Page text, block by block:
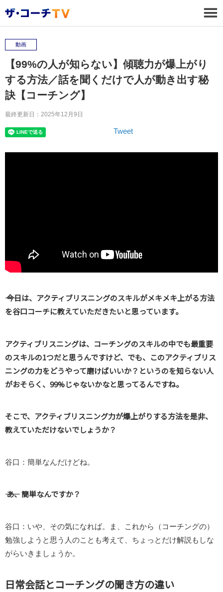
動画
【99%の人が知らない】傾聴力が爆上がり
する方法／話を聞くだけで人が動き出す秘
訣【コーチング】
最終更新日：2025年12月9日
Tweet
―― 今日は、アクティブリスニングのスキルがメキメキ上がる方法
を谷口コーチに教えていただきたいと思っています。
アクティブリスニングは、コーチングのスキルの中でも最重要
のスキルの1つだと思うんですけど、でも、このアクティブリス
ニングの力をどうやって磨けばいいか？というのを知らない人
がおそらく、99%じゃないかなと思ってるんですね。
そこで、アクティブリスニング力が爆上がりする方法を是非、
教えていただけないでしょうか？
谷口：簡単なんだけどね。
―― あ、簡単なんですか？
谷口：いや、その気になれば。ま、これから（コーチングの）
勉強しようと思う人のことも考えて、ちょっとだけ解説もしな
がらいきましょうか。
日常会話とコーチングの聞き方の違い